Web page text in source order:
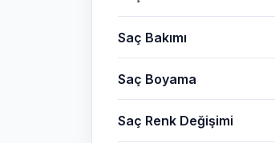
Saç Bakımı
Saç Boyama
Saç Renk Değişimi